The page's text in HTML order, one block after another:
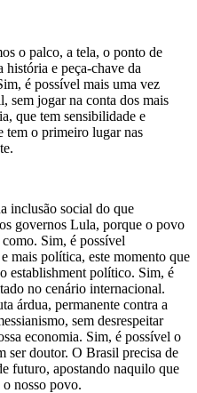
o palco, a tela, o ponto de
história e peça-chave da
é possível mais uma vez
sem jogar na conta dos mais
que tem sensibilidade e
tem o primeiro lugar nas
inclusão social do que
governos Lula, porque o povo
Sim, é possível
mais política, este momento que
establishment político. Sim, é
no cenário internacional.
árdua, permanente contra a
sem desrespeitar
economia. Sim, é possível o
ser doutor. O Brasil precisa de
futuro, apostando naquilo que
nosso povo.